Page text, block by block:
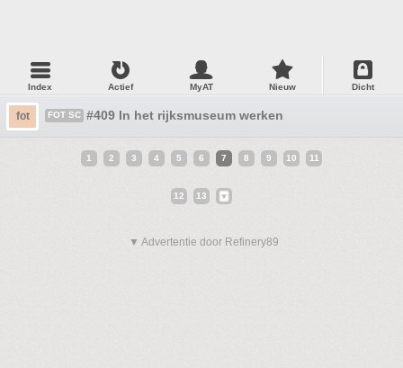
Index Actief MyAT Nieuw Dicht
fot FOT SC #409 In het rijksmuseum werken
1 2 3 4 5 6 7 8 9 10 11
12 13
▼ Advertentie door Refinery89